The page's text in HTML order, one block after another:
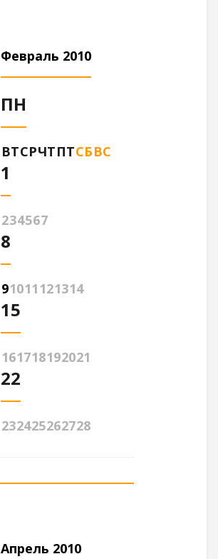
Февраль 2010
ПН
ВТСРЧТПТСБВС
1
234567
8
91011121314
15
161718192021
22
232425262728
Апрель 2010